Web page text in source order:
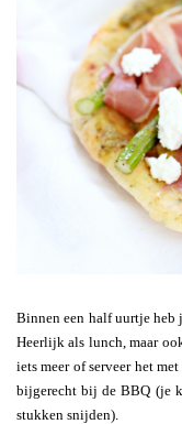
Binnen een half uurtje heb
Heerlijk als lunch, maar
iets meer of serveer het
bijgerecht bij de BBQ (je
stukken snijden).